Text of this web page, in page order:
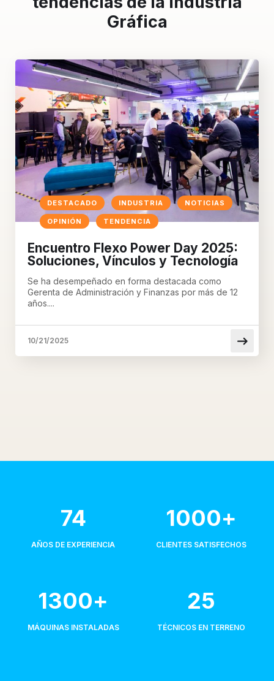
Gráfica
DESTACADO INDUSTRIA NOTICIAS
OPINIÓN TENDENCIA
Encuentro Flexo Power Day 2025:
Soluciones, Vínculos y Tecnología
Se ha desempeñado en forma destacada como
Gerenta de Administración y Finanzas por más de 12
años....
10/21/2025
74
AÑOS DE EXPERIENCIA
1000+
CLIENTES SATISFECHOS
1300+
MÁQUINAS INSTALADAS
25
TÉCNICOS EN TERRENO